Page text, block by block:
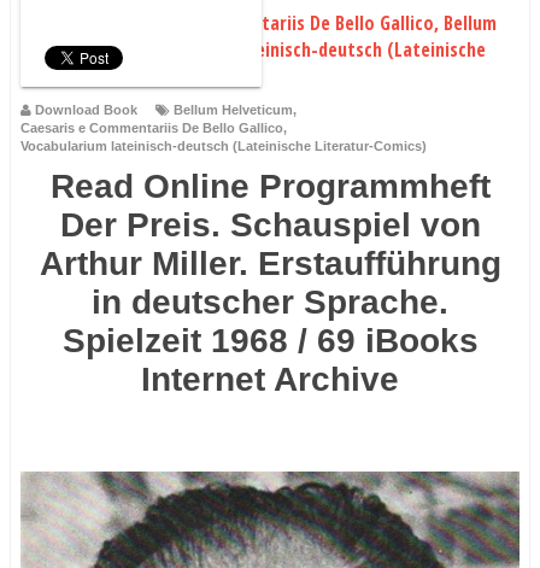
Download Caesaris e Commentariis De Bello Gallico, Bellum
Helveticum, Vocabularium lateinisch-deutsch (Lateinische
Literatur-Comics) Doc
Download Book Bellum Helveticum,
Caesaris e Commentariis De Bello Gallico,
Vocabularium lateinisch-deutsch (Lateinische Literatur-Comics)
Read Online Programmheft
Der Preis. Schauspiel von
Arthur Miller. Erstaufführung
in deutscher Sprache.
Spielzeit 1968 / 69 iBooks
Internet Archive